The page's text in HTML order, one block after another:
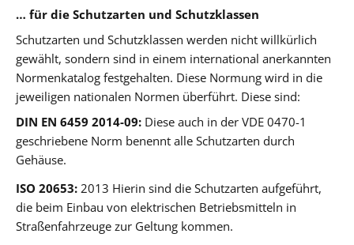
… für die Schutzarten und Schutzklassen
Schutzarten und Schutzklassen werden nicht willkürlich
gewählt, sondern sind in einem international anerkannten
Normenkatalog festgehalten. Diese Normung wird in die
jeweiligen nationalen Normen überführt. Diese sind:
DIN EN 6459 2014-09: Diese auch in der VDE 0470-1
geschriebene Norm benennt alle Schutzarten durch
Gehäuse.
ISO 20653: 2013 Hierin sind die Schutzarten aufgeführt,
die beim Einbau von elektrischen Betriebsmitteln in
Straßenfahrzeuge zur Geltung kommen.